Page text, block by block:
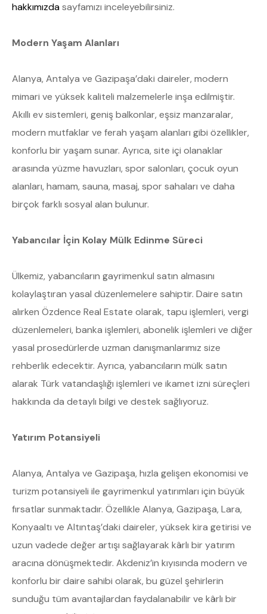
hakkımızdasayfamızı inceleyebilirsiniz.
Modern Yaşam Alanları
Alanya, Antalya ve Gazipaşa’daki daireler, modern
mimari ve yüksek kaliteli malzemelerle inşa edilmiştir.
Akıllı ev sistemleri, geniş balkonlar, eşsiz manzaralar,
modern mutfaklar ve ferah yaşam alanları gibi özellikler,
konforlu bir yaşam sunar. Ayrıca, site içi olanaklar
arasında yüzme havuzları, spor salonları, çocuk oyun
alanları, hamam, sauna, masaj, spor sahaları ve daha
birçok farklı sosyal alan bulunur.
Yabancılar İçin Kolay Mülk Edinme Süreci
Ülkemiz, yabancıların gayrimenkul satın almasını
kolaylaştıran yasal düzenlemelere sahiptir. Daire satın
alırken Özdence Real Estate olarak, tapu işlemleri, vergi
düzenlemeleri, banka işlemleri, abonelik işlemleri ve diğer
yasal prosedürlerde uzman danışmanlarımız size
rehberlik edecektir. Ayrıca, yabancıların mülk satın
alarak Türk vatandaşlığı işlemleri ve ikamet izni süreçleri
hakkında da detaylı bilgi ve destek sağlıyoruz.
Yatırım Potansiyeli
Alanya, Antalya ve Gazipaşa, hızla gelişen ekonomisi ve
turizm potansiyeli ile gayrimenkul yatırımları için büyük
fırsatlar sunmaktadır. Özellikle Alanya, Gazipaşa, Lara,
Konyaaltı ve Altıntaş’daki daireler, yüksek kira getirisi ve
uzun vadede değer artışı sağlayarak kârlı bir yatırım
aracına dönüşmektedir. Akdeniz’in kıyısında modern ve
konforlu bir daire sahibi olarak, bu güzel şehirlerin
sunduğu tüm avantajlardan faydalanabilir ve kârlı bir